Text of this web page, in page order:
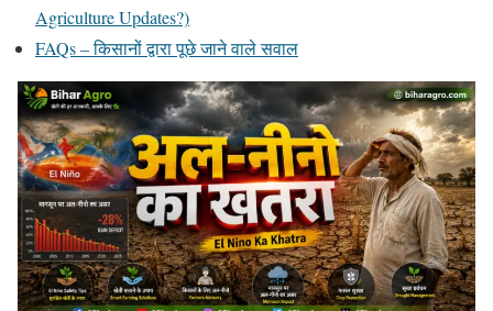
Agriculture Updates?)
FAQs – किसानों द्वारा पूछे जाने वाले सवाल